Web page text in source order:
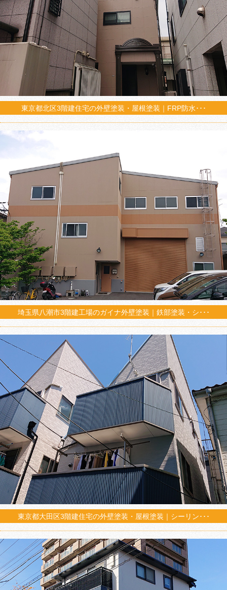
東京都北区3階建住宅の外壁塗装・屋根塗装｜FRP防水･･･
埼玉県八潮市3階建工場のガイナ外壁塗装｜鉄部塗装・シ･･･
東京都大田区3階建住宅の外壁塗装・屋根塗装｜シーリン･･･